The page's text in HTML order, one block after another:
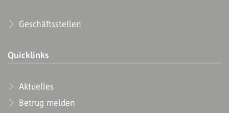
Geschäftsstellen
Quicklinks
Aktuelles
Betrug melden